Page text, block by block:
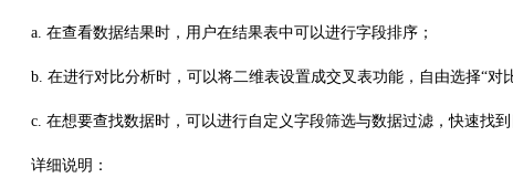
a. 在查看数据结果时，用户在结果表中可以进行字段排序；
b. 在进行对比分析时，可以将二维表设置成交叉表功能，自由选择“对
c. 在想要查找数据时，可以进行自定义字段筛选与数据过滤，快速找到
详细说明：